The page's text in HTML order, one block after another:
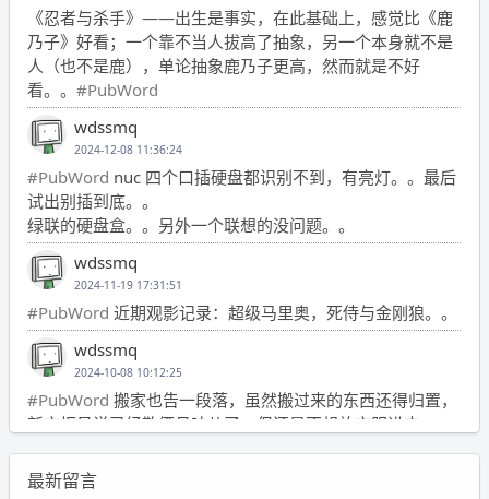
《忍者与杀手》——出生是事实，在此基础上，感觉比《鹿
乃子》好看；一个靠不当人拔高了抽象，另一个本身就不是
人（也不是鹿），单论抽象鹿乃子更高，然而就是不好
看。。 #PubWord
wdssmq
2024-12-08 11:36:24
#PubWord nuc 四个口插硬盘都识别不到，有亮灯。。最后
试出别插到底。。
绿联的硬盘盒。。另外一个联想的没问题。。
wdssmq
2024-11-19 17:31:51
#PubWord 近期观影记录：超级马里奥，死侍与金刚狼。。
wdssmq
2024-10-08 10:12:25
#PubWord 搬家也告一段落，虽然搬过来的东西还得归置，
新衣柜虽说已经散俩月味儿了，但还是不想放衣服进去。
wdssmq
2024-09-23 21:00:49
最新留言